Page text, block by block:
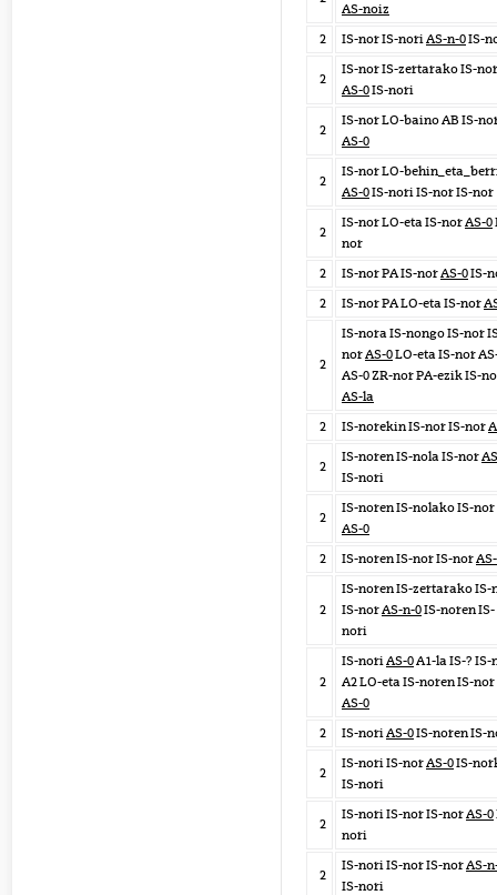
AS-noiz
2
IS-nor IS-noriAS-n-0IS-
2
IS-nor IS-zertarako IS-nor
AS-0IS-nori
2
IS-nor LO-baino AB IS-
AS-0
2
IS-nor LO-
AS-0IS-nori IS-nor IS-nor
2
IS-nor LO-eta IS-norAS-0
nor
2
IS-nor PA IS-norAS-0IS-
2
IS-nor PA LO-eta IS-nor
2
IS-nora IS-nongo IS-nor
norAS-0LO-eta IS-nor
AS-0 ZR-nor PA-ezik IS-
AS-la
2
IS-norekin IS-nor IS-nor
2
IS-noren IS-nola IS-nor
IS-nori
2
IS-noren IS-nolako IS-nor
AS-0
2
IS-noren IS-nor IS-nor
2
IS-noren IS-zertarako IS-
IS-norAS-n-0IS-noren IS-
nori
2
IS-noriAS-0A1-la IS-? IS-
A2 LO-eta IS-noren IS-nor
AS-0
2
IS-noriAS-0IS-noren IS-
2
IS-nori IS-norAS-0IS-
IS-nori
2
IS-nori IS-nor IS-norAS-0
nori
2
IS-nori IS-nor IS-norAS-
IS-nori